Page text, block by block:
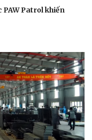
Patrol khiến